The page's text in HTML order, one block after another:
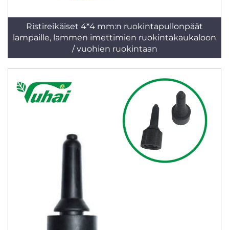
Ristireikäiset 4*4 mm:n ruokintapullonpäät
lampaille, lammen imettimien ruokintakaukaloon
/ vuohien ruokintaan